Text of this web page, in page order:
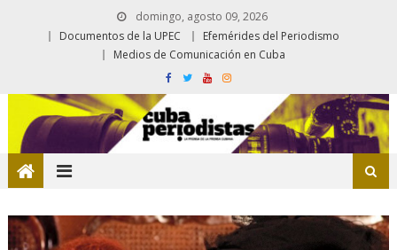
domingo, agosto 09, 2026
Documentos de la UPEC
Efemérides del Periodismo
Medios de Comunicación en Cuba